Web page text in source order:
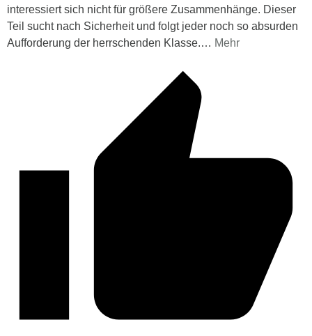
interessiert sich nicht für größere Zusammenhänge. Dieser
Teil sucht nach Sicherheit und folgt jeder noch so absurden
Aufforderung der herrschenden Klasse.… Mehr